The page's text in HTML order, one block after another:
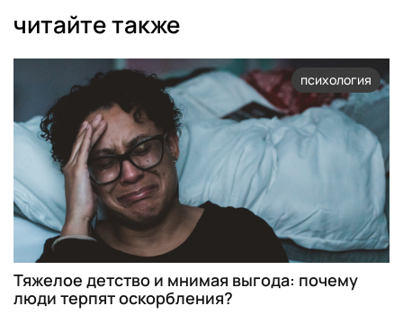
читайте также
психология
Тяжелое детство и мнимая выгода: почему
люди терпят оскорбления?